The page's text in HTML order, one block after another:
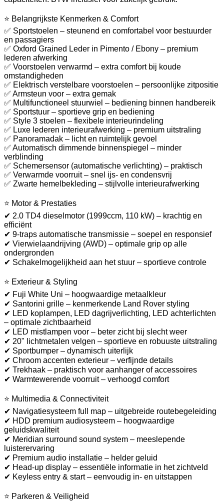
⭐ Belangrijkste Kenmerken & Comfort
✅ Sportstoelen – steunend en comfortabel voor bestuurder
en passagiers
✅ Oxford Grained Leder in Pimento / Ebony – premium
lederen afwerking
✅ Voorstoelen verwarmd – extra comfort bij koude
omstandigheden
✅ Elektrisch verstelbare voorstoelen – persoonlijke zitpositie
✅ Armsteun voor – extra gemak
✅ Multifunctioneel stuurwiel – bediening binnen handbereik
✅ Sportstuur – sportieve grip en bediening
✅ Style 3 stoelen – flexibele interieurindeling
✅ Luxe lederen interieurafwerking – premium uitstraling
✅ Panoramadak – licht en ruimtelijk gevoel
✅ Automatisch dimmende binnenspiegel – minder
verblinding
✅ Schemersensor (automatische verlichting) – praktisch
✅ Verwarmde voorruit – snel ijs- en condensvrij
✅ Zwarte hemelbekleding – stijlvolle interieurafwerking
⭐ Motor & Prestaties
✔ 2.0 TD4 dieselmotor (1999ccm, 110 kW) – krachtig en
efficiënt
✔ 9-traps automatische transmissie – soepel en responsief
✔ Vierwielaandrijving (AWD) – optimale grip op alle
ondergronden
✔ Schakelmogelijkheid aan het stuur – sportieve controle
⭐ Exterieur & Styling
✔ Fuji White Uni – hoogwaardige metaalkleur
✔ Santorini grille – kenmerkende Land Rover styling
✔ LED koplampen, LED dagrijverlichting, LED achterlichten
– optimale zichtbaarheid
✔ LED mistlampen voor – beter zicht bij slecht weer
✔ 20" lichtmetalen velgen – sportieve en robuuste uitstraling
✔ Sportbumper – dynamisch uiterlijk
✔ Chroom accenten exterieur – verfijnde details
✔ Trekhaak – praktisch voor aanhanger of accessoires
✔ Warmtewerende voorruit – verhoogd comfort
⭐ Multimedia & Connectiviteit
✔ Navigatiesysteem full map – uitgebreide routebegeleiding
✔ HDD premium audiosysteem – hoogwaardige
geluidskwaliteit
✔ Meridian surround sound system – meeslepende
luisterervaring
✔ Premium audio installatie – helder geluid
✔ Head-up display – essentiële informatie in het zichtveld
✔ Keyless entry & start – eenvoudig in- en uitstappen
⭐ Parkeren & Veiligheid